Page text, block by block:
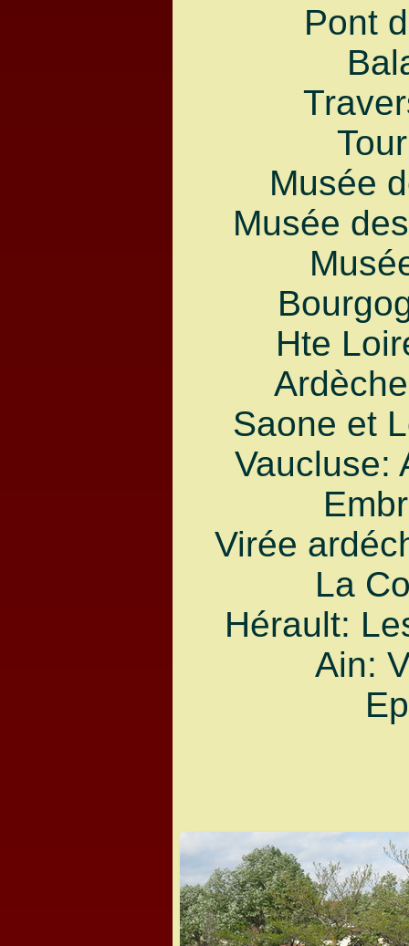
Pont
Musée
Musée
Hte
Saone et
Vaucluse:
Virée
La
Hérault:
Ain: